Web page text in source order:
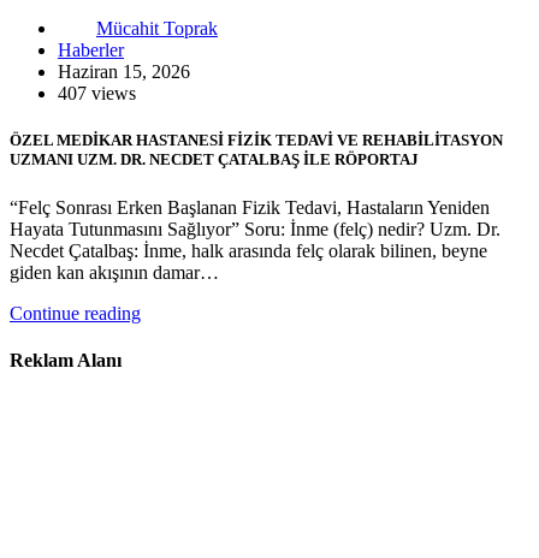
Mücahit Toprak
Haberler
Haziran 15, 2026
407 views
ÖZEL MEDİKAR HASTANESİ FİZİK TEDAVİ VE REHABİLİTASYON
UZMANI UZM. DR. NECDET ÇATALBAŞ İLE RÖPORTAJ
“Felç Sonrası Erken Başlanan Fizik Tedavi, Hastaların Yeniden
Hayata Tutunmasını Sağlıyor” Soru: İnme (felç) nedir? Uzm. Dr.
Necdet Çatalbaş: İnme, halk arasında felç olarak bilinen, beyne
giden kan akışının damar…
Continue reading
Reklam Alanı